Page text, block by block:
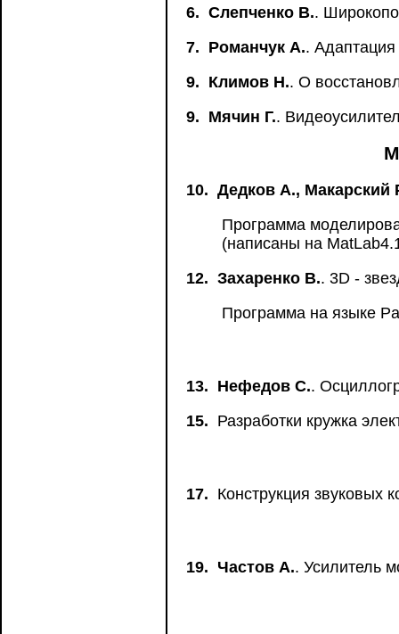
6. Слепченко В..
7. Романчук А.. Адаптация
9. Климов Н.. О
9. Мячин Г..
10. Дедков А., Макарский
Программа
(написаны на
12. Захаренко В.. 3D -
Программа на языке
13. Нефедов С..
15. Разработки кружка
17. Конструкция звуковых
19. Частов А.. Усилитель